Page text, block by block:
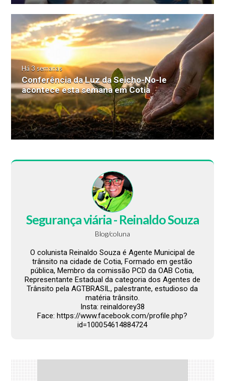
Há 3 semanas
Conferência da Luz da Seicho-No-Ie
acontece esta semana em Cotia
Segurança viária - Reinaldo Souza
Blog/coluna
O colunista Reinaldo Souza é Agente Municipal de
trânsito na cidade de Cotia, Formado em gestão
pública, Membro da comissão PCD da OAB Cotia,
Representante Estadual da categoria dos Agentes de
Trânsito pela AGTBRASIL, palestrante, estudioso da
matéria trânsito.
Insta: reinaldorey38
Face: https://www.facebook.com/profile.php?
id=100054614884724